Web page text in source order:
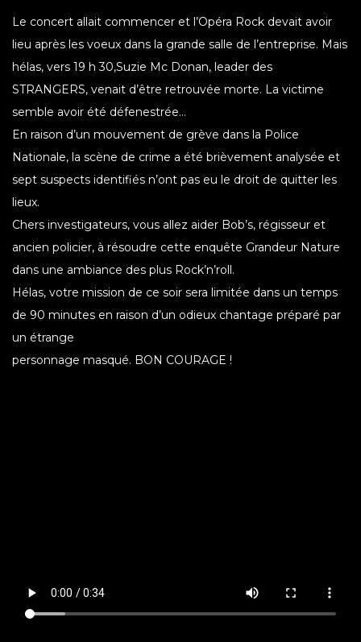
Le concert allait commencer et l’Opéra Rock devait avoir
lieu après les voeux dans la grande salle de l’entreprise. Mais
hélas, vers 19 h 30,Suzie Mc Donan, leader des
STRANGERS, venait d’être retrouvée morte. La victime
semble avoir été défenestrée…
En raison d’un mouvement de grève dans la Police
Nationale, la scène de crime a été brièvement analysée et
sept suspects identifiés n’ont pas eu le droit de quitter les
lieux.
Chers investigateurs, vous allez aider Bob’s, régisseur et
ancien policier, à résoudre cette enquête Grandeur Nature
dans une ambiance des plus Rock’n’roll.
Hélas, votre mission de ce soir sera limitée dans un temps
de 90 minutes en raison d’un odieux chantage préparé par
un étrange
personnage masqué. BON COURAGE !